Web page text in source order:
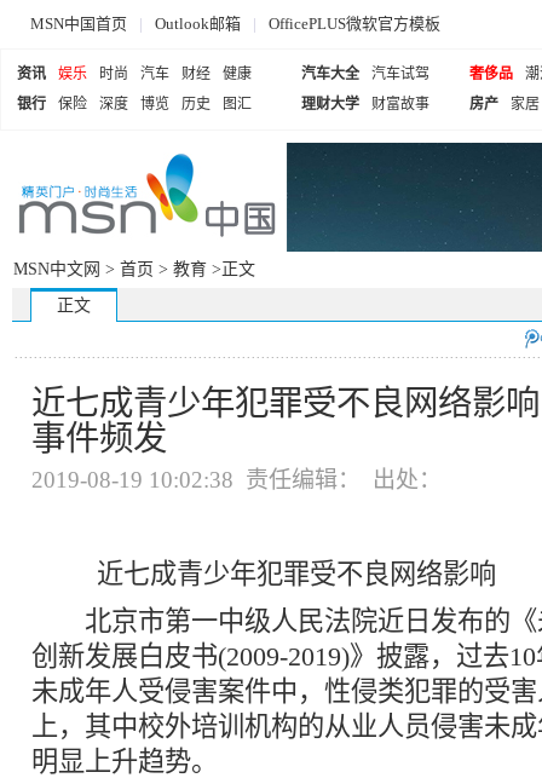
MSN中国首页 | Outlook邮箱 | OfficePLUS微软官方模板
资讯 娱乐 时尚 汽车 财经
健康
银行
保险 深度 博览 历史 图汇
汽车大全
汽车试驾
理财大学
财富故事
奢侈品
房产
家居
MSN中文网 > 首页 > 教育 >正文
正文
近七成青少年犯罪受不良网络影
事件频发
2019-08-19 10:02:38 责任编辑： 出处：
近七成青少年犯罪受不良网络影响
北京市第一中级人民法院近日发布的《
创新发展白皮书(2009-2019)》披露，过去
未成年人受侵害案件中，性侵类犯罪的受
上，其中校外培训机构的从业人员侵害未
明显上升趋势。